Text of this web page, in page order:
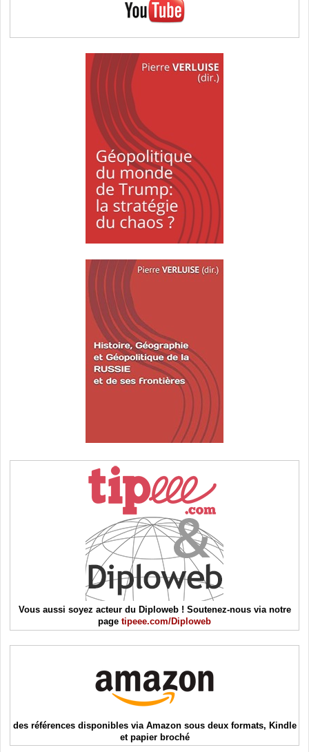
Vous aussi soyez acteur du Diploweb ! Soutenez-nous via notre
page tipeee.com/Diploweb
des références disponibles via Amazon sous deux formats, Kindle
et papier broché